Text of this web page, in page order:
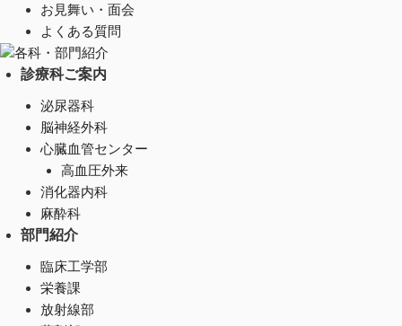
お見舞い・面会
よくある質問
各科・部門紹介
診療科ご案内
泌尿器科
脳神経外科
心臓血管センター
高血圧外来
消化器内科
麻酔科
部門紹介
臨床工学部
栄養課
放射線部